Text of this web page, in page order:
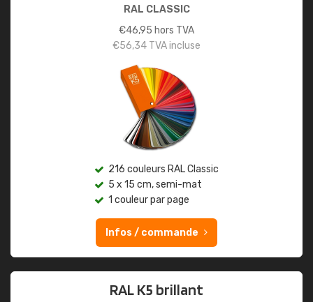
RAL CLASSIC
€46,95 hors TVA
€56,34 TVA incluse
216 couleurs RAL Classic
5 x 15 cm, semi-mat
1 couleur par page
Infos / commande
RAL K5 brillant